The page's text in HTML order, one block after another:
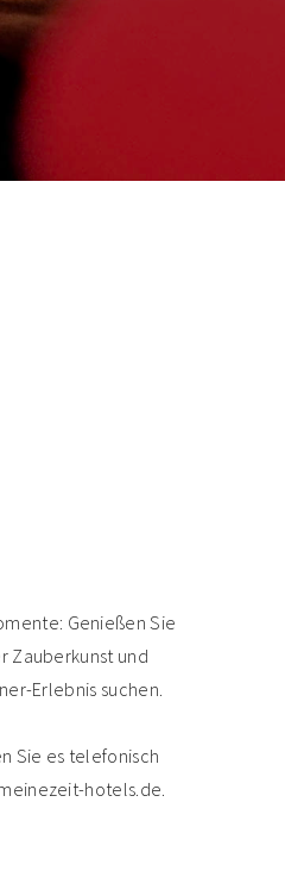
Genießen Sie
Zauberkunst und
Erlebnis suchen.
Sie es telefonisch
hotels.de.